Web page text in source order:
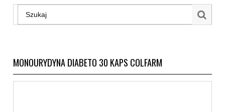
MONOURYDYNA DIABETO 30 KAPS COLFARM